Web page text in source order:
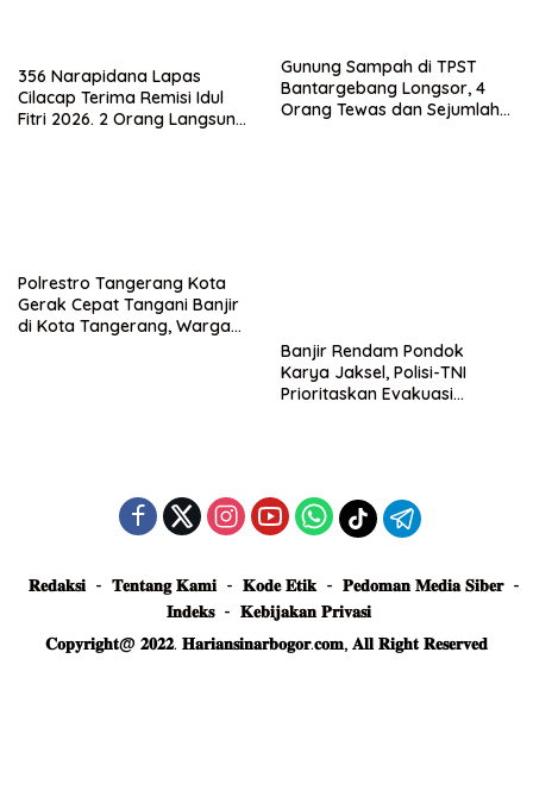
356 Narapidana Lapas
Cilacap Terima Remisi Idul
Fitri 2026. 2 Orang Langsung
Gunung Sampah di TPST
Bantargebang Longsor, 4
Orang Tewas dan Sejumlah
Polrestro Tangerang Kota
Gerak Cepat Tangani Banjir
di Kota Tangerang, Warga
Banjir Rendam Pondok
Karya Jaksel, Polisi-TNI
Prioritaskan Evakuasi
𝐑𝐞𝐝𝐚𝐤𝐬𝐢 𝐓𝐞𝐧𝐭𝐚𝐧𝐠 𝐊𝐚𝐦𝐢 𝐊𝐨𝐝𝐞 𝐄𝐭𝐢𝐤
𝐏𝐞𝐝𝐨𝐦𝐚𝐧 𝐌𝐞𝐝𝐢𝐚 𝐒𝐢𝐛𝐞𝐫
𝐈𝐧𝐝𝐞𝐤𝐬
𝐊𝐞𝐛𝐢𝐣𝐚𝐤𝐚𝐧 𝐏𝐫𝐢𝐯𝐚𝐬𝐢
𝐂𝐨𝐩𝐲𝐫𝐢𝐠𝐡𝐭@ 𝟐𝟎𝟐𝟐. 𝐇𝐚𝐫𝐢𝐚𝐧𝐬𝐢𝐧𝐚𝐫𝐛𝐨𝐠𝐨𝐫.𝐜𝐨𝐦, 𝐀𝐥𝐥 𝐑𝐢𝐠𝐡𝐭 𝐑𝐞𝐬𝐞𝐫𝐯𝐞𝐝